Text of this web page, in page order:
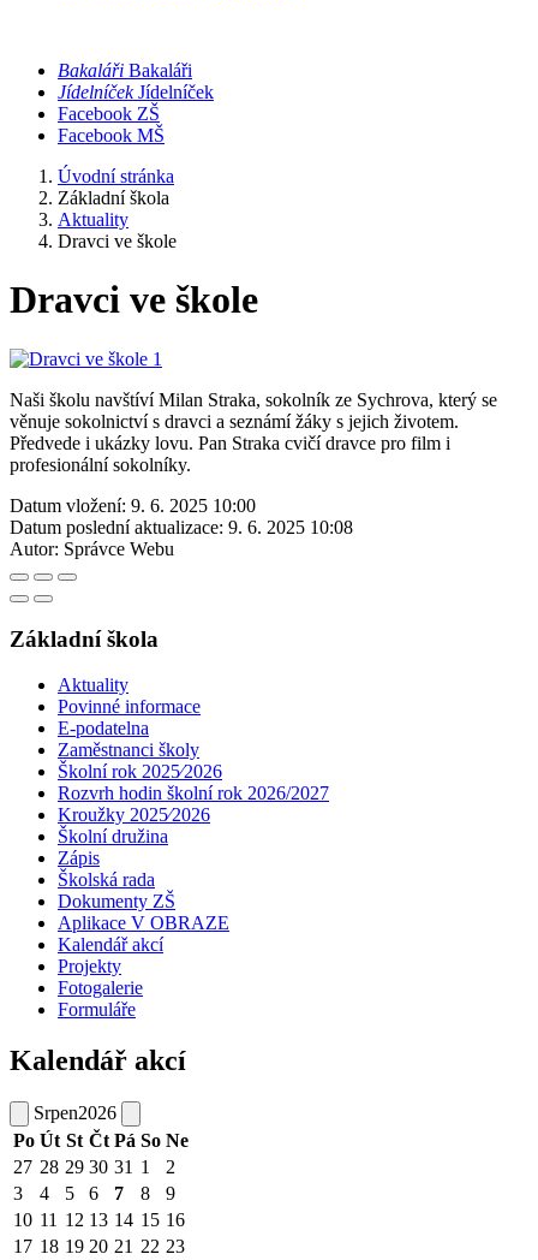
Bakaláři Bakaláři
Jídelníček Jídelníček
Facebook ZŠ
Facebook MŠ
Úvodní stránka
Základní škola
Aktuality
Dravci ve škole
Dravci ve škole
Naši školu navštíví Milan Straka, sokolník ze Sychrova, který se
věnuje sokolnictví s dravci a seznámí žáky s jejich životem.
Předvede i ukázky lovu. Pan Straka cvičí dravce pro film i
profesionální sokolníky.
Datum vložení: 9. 6. 2025 10:00
Datum poslední aktualizace: 9. 6. 2025 10:08
Autor: Správce Webu
Základní škola
Aktuality
Povinné informace
E-podatelna
Zaměstnanci školy
Školní rok 2025⁄2026
Rozvrh hodin školní rok 2026/2027
Kroužky 2025⁄2026
Školní družina
Zápis
Školská rada
Dokumenty ZŠ
Aplikace V OBRAZE
Kalendář akcí
Projekty
Fotogalerie
Formuláře
Kalendář akcí
Srpen2026
Po Út St Čt Pá So Ne
27 28 29 30 31 1
2
3
4 5 6 7 8
9
10 11 12 13 14 15 16
17 18 19 20 21 22 23